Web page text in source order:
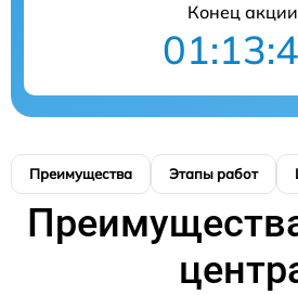
Конец акции
Преимущества Этапы работ